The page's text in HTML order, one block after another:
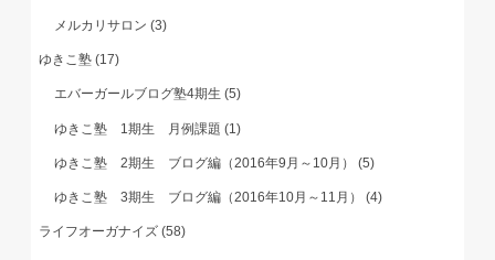
メルカリサロン(3)
ゆきこ塾(17)
エバーガールブログ塾4期生(5)
ゆきこ塾 1期生 月例課題(1)
ゆきこ塾 2期生 ブログ編（2016年9月～10月）(5)
ゆきこ塾 3期生 ブログ編（2016年10月～11月）(4)
ライフオーガナイズ(58)